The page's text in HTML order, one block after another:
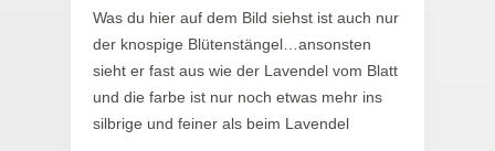
Was du hier auf dem Bild siehst ist auch nur
der knospige Blütenstängel…ansonsten
sieht er fast aus wie der Lavendel vom Blatt
und die farbe ist nur noch etwas mehr ins
silbrige und feiner als beim Lavendel